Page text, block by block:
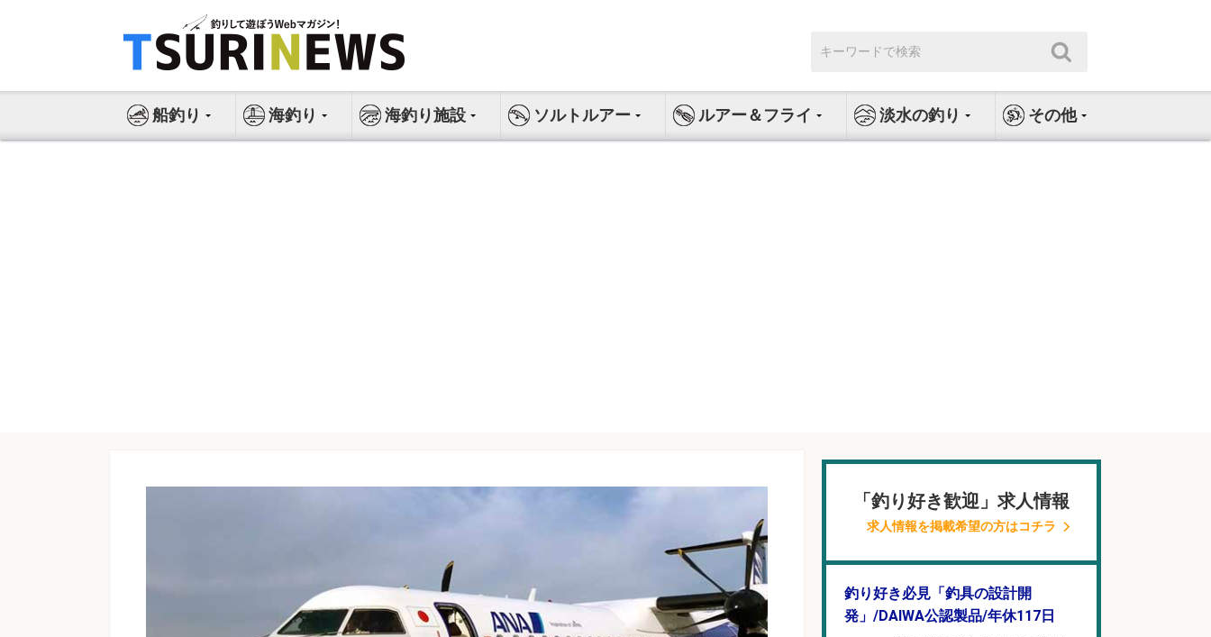
ス
索:
船釣り 海釣り 海釣り施設 ソルトルアー ルアー＆フライ 淡水の釣り その他
「釣り好き歓迎」求人情報
求人情報を掲載希望の方はコチラ
釣り好き必見「釣具の設計開
発」/DAIWA公認製品/年休117日